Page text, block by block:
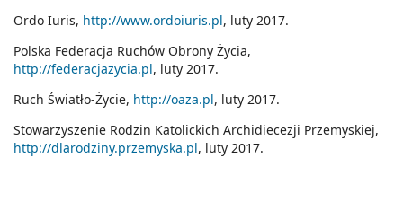
Ordo Iuris, http://www.ordoiuris.pl, luty 2017.
Polska Federacja Ruchów Obrony Życia,
http://federacjazycia.pl, luty 2017.
Ruch Światło-Życie, http://oaza.pl, luty 2017.
Stowarzyszenie Rodzin Katolickich Archidiecezji Przemyskiej,
http://dlarodziny.przemyska.pl, luty 2017.